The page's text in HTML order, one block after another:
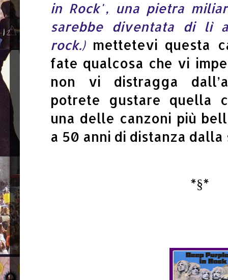
in Rock", una pietra
sarebbe diventata di lì
rock.) mettetevi questa
fate qualcosa che vi
non vi distragga
potrete gustare quella
una delle canzoni più
a 50 anni di distanza
*§*